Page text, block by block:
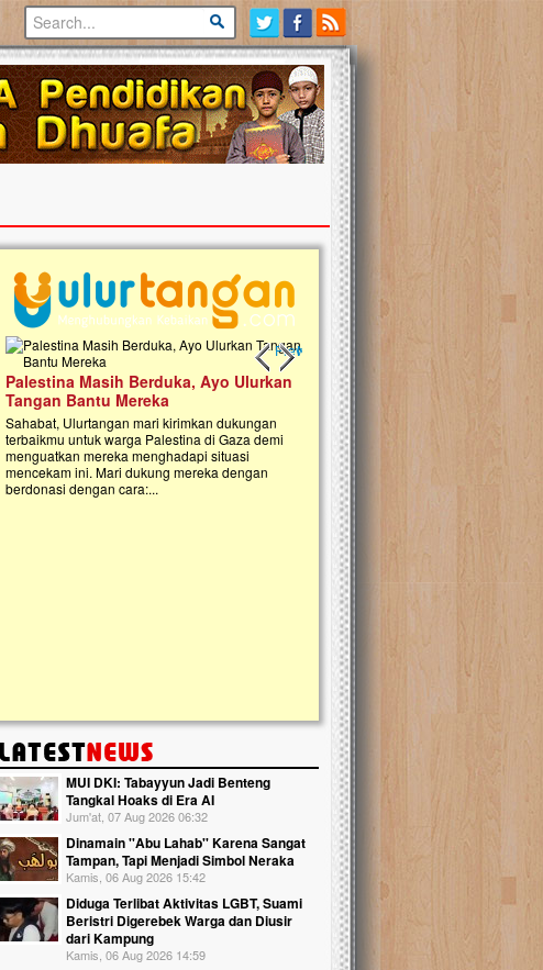
Previous slide
Next slide
Palestina Masih Berduka, Ayo Ulurkan
Tangan Bantu Mereka
Sahabat, Ulurtangan mari kirimkan dukungan
terbaikmu untuk warga Palestina di Gaza demi
menguatkan mereka menghadapi situasi
mencekam ini. Mari dukung mereka dengan
berdonasi dengan cara:...
Open Donasi Wakaf
Rumah Qur'an & TK Islam
Najjah di Jonggol
Saat ini, Ulurtangan bersama Yayasan
Najjahtul Islam Jonggol sedang merintis
pembangunan Rumah Qur’an dan
kanak Islam Terpadu (TKIT) An Najjah
Gedung Majelis Taklim di Jonggol,...
MUI DKI: Tabayyun Jadi Benteng
Tangkal Hoaks di Era AI
Jum'at, 07 Aug 2026 06:32
Dinamain ''Abu Lahab'' Karena Sangat
Tampan, Tapi Menjadi Simbol Neraka
Kamis, 06 Aug 2026 15:42
Diduga Terlibat Aktivitas LGBT, Suami
Beristri Digerebek Warga dan Diusir
dari Kampung
Kamis, 06 Aug 2026 14:59